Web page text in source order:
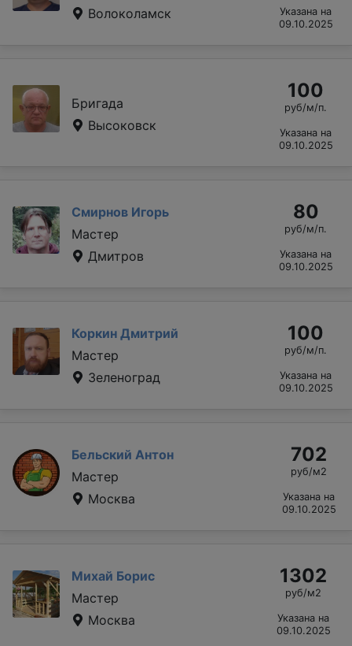
Волоколамск
Указана на
09.10.2025
Бригада
Высоковск
100
руб/м/п.
Указана на
09.10.2025
Смирнов Игорь
Мастер
Дмитров
80
руб/м/п.
Указана на
09.10.2025
Коркин Дмитрий
Мастер
Зеленоград
100
руб/м/п.
Указана на
09.10.2025
Бельский Антон
Мастер
Москва
702
руб/м2
Указана на
09.10.2025
Михай Борис
Мастер
Москва
1302
руб/м2
Указана на
09.10.2025